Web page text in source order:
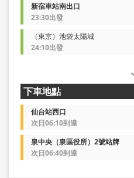
新宿車站南出口
23:30出發
（東京）池袋太陽城
24:10出發
下車地點
仙台站西口
次日06:10到達
泉中央（泉區役所）2號站牌
次日06:40到達